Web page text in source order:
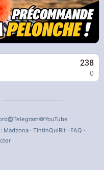
238
0
Telegram
YouTube
Madzona· TintinQuiRit· FAQ ·